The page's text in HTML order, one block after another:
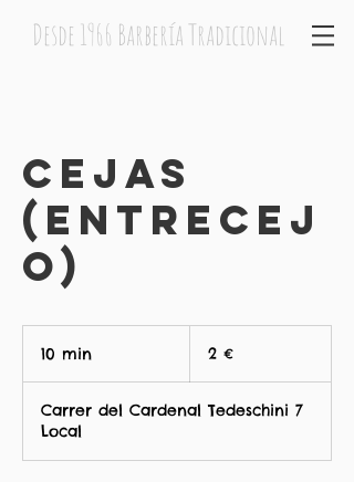
Desde 1966 Barbería Tradicional
Cejas
(Entrecej
o)
10 min
m
n
2 €
Carrer del Cardenal Tedeschini 7
Local